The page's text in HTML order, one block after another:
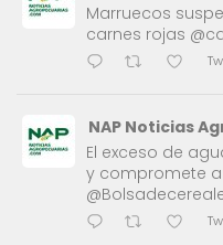
Marruecos
carnes rojas
NAP Noticias
El exceso de
y compromete